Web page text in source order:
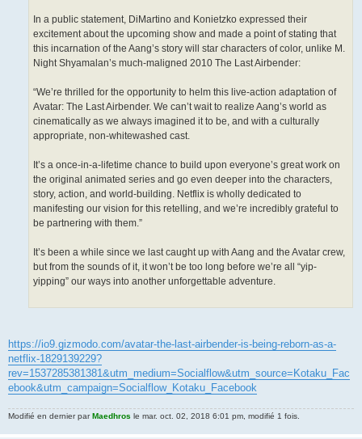
In a public statement, DiMartino and Konietzko expressed their
excitement about the upcoming show and made a point of stating that
this incarnation of the Aang’s story will star characters of color, unlike M.
Night Shyamalan’s much-maligned 2010 The Last Airbender:
“We’re thrilled for the opportunity to helm this live-action adaptation of
Avatar: The Last Airbender. We can’t wait to realize Aang’s world as
cinematically as we always imagined it to be, and with a culturally
appropriate, non-whitewashed cast.
It’s a once-in-a-lifetime chance to build upon everyone’s great work on
the original animated series and go even deeper into the characters,
story, action, and world-building. Netflix is wholly dedicated to
manifesting our vision for this retelling, and we’re incredibly grateful to
be partnering with them.”
It’s been a while since we last caught up with Aang and the Avatar crew,
but from the sounds of it, it won’t be too long before we’re all “yip-
yipping” our ways into another unforgettable adventure.
https://io9.gizmodo.com/avatar-the-last-airbender-is-being-reborn-as-a-
netflix-1829139229?
rev=1537285381381&utm_medium=Socialflow&utm_source=Kotaku_Fac
ebook&utm_campaign=Socialflow_Kotaku_Facebook
Modifié en dernier parMaedhros le mar. oct. 02, 2018 6:01 pm, modifié 1 fois.